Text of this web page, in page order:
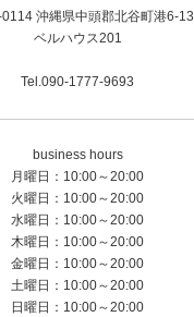
沖縄県中頭郡北谷町港6-13
ベルハウス201
Tel.090-1777-9693
business hours
月曜日：10:00～20:00
火曜日：10:00～20:00
水曜日：10:00～20:00
木曜日：10:00～20:00
金曜日：10:00～20:00
土曜日：10:00～20:00
日曜日：10:00～20:00